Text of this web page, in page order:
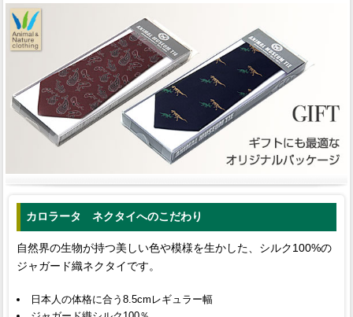
カロラータ ネクタイへのこだわり
自然界の生物が持つ美しい色や模様を生かした、シルク100%の
ジャガード織ネクタイです。
日本人の体格に合う8.5cmレギュラー幅